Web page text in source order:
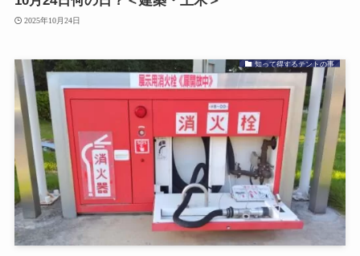
2025年10月24日
知って得するテントの事